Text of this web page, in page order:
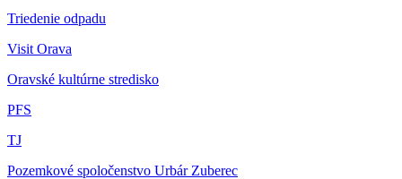
Triedenie odpadu
Visit Orava
Oravské kultúrne stredisko
PFS
TJ
Pozemkové spoločenstvo Urbár Zuberec